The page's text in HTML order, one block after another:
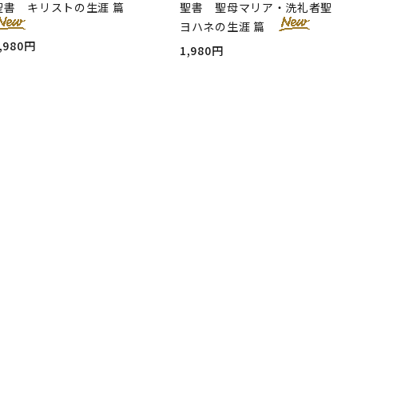
書 キリストの生涯 篇
円
聖書 聖母マリア・洗礼者聖
ヨハネの生涯 篇
1,980円